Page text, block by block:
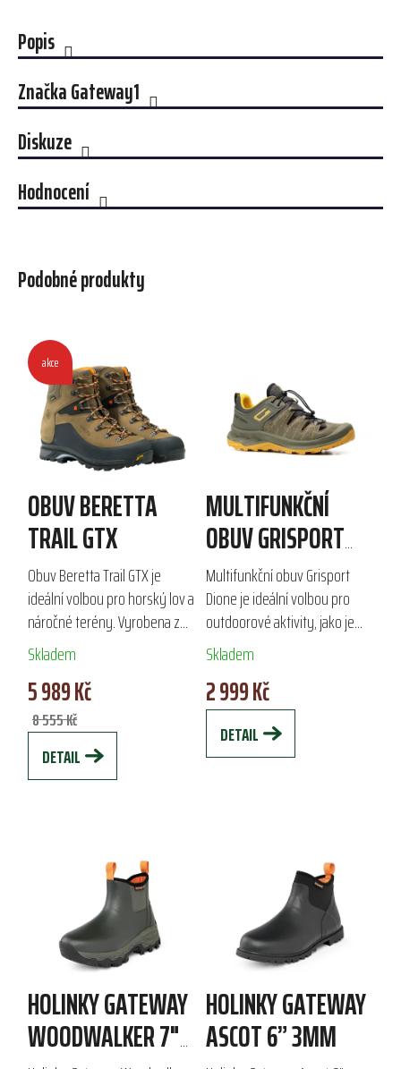
Popis
ZnačkaGateway1
Diskuze
Hodnocení
Podobné produkty
akce
OBUV BERETTA
TRAIL GTX
Obuv Beretta Trail GTX je
ideální volbou pro horský lov a
náročné terény. Vyrobena z
nubukové kůže, zajišťuje
voděodolnost a prodyšnost
díky membráně GORE-TEX
Performance...
Skladem
5 989 Kč
8 555 Kč
DETAIL
MULTIFUNKČNÍ
OBUV GRISPORT
DIONE
Multifunkční obuv Grisport
Dione je ideální volbou pro
outdoorové aktivity, jako je
turistika a volný čas. Díky
rychlošněrování a kvalitnímu
broušenému svršku z usně
se...
Skladem
2 999 Kč
DETAIL
HOLINKY GATEWAY
WOODWALKER 7"
HOLINKY GATEWAY
ASCOT 6” 3MM